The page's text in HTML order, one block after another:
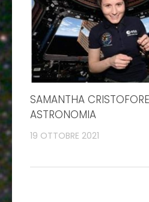
SAMANTHA
ASTRONOMIA
19 OTTOBRE 2021